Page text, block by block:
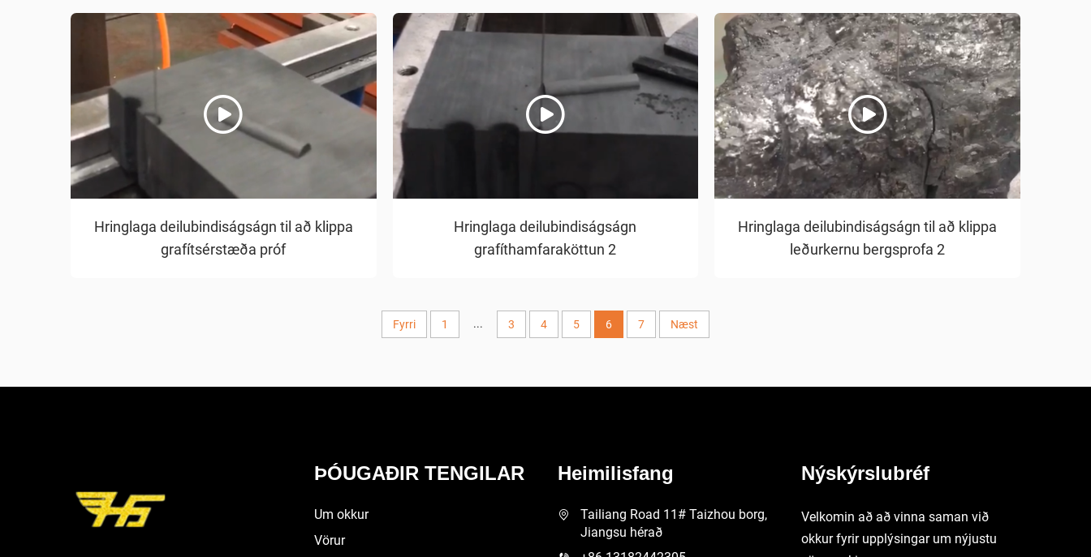
Hringlaga deilubindiságságn til að klippa
grafítsérstæða próf
Hringlaga deilubindiságságn
grafíthamfaraköttun 2
Hringlaga deilubindiságságn til að klippa
leðurkernu bergsprofa 2
Fyrri 1 ... 3 4 5 6 7 Næst
ÞÓUGAÐIR TENGILAR
Um okkur
Vörur
Heimilisfang
Tailiang Road 11# Taizhou borg,
Jiangsu hérað
Nýskýrslubréf
Velkomin að að vinna saman við
okkur fyrir upplýsingar um nýjustu